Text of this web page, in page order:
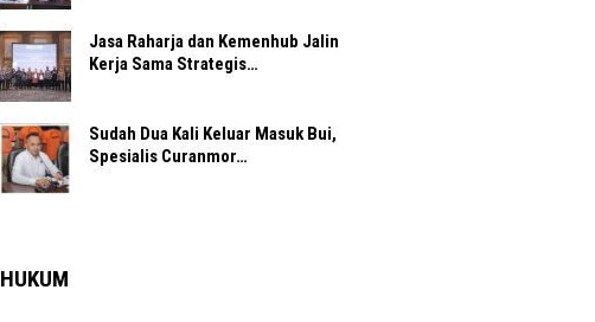
Jasa Raharja dan Kemenhub Jalin
Kerja Sama Strategis…
Sudah Dua Kali Keluar Masuk Bui,
Spesialis Curanmor…
HUKUM